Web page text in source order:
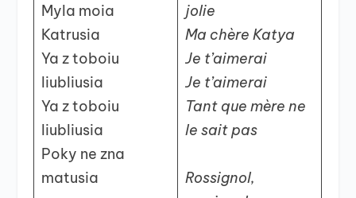
Myla moia
Katrusia
Ya z toboiu
liubliusia
Ya z toboiu
liubliusia
Poky ne zna
matusia
jolie
Ma chère Katya
Je t’aimerai
Je t’aimerai
Tant que mère ne
le sait pas
Rossignol,